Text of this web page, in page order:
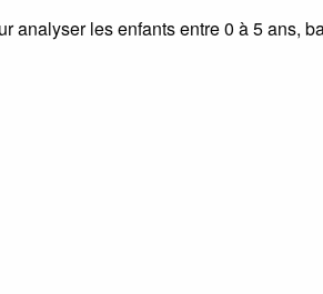
analyser les enfants entre 0 à 5 ans,